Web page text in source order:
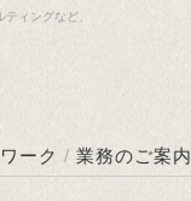
ィングなど、
ーク / 業務のご案内